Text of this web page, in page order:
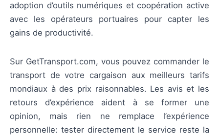
adoption d’outils numériques et coopération active
avec les opérateurs portuaires pour capter les
gains de productivité.
Sur GetTransport.com, vous pouvez commander le
transport de votre cargaison aux meilleurs tarifs
mondiaux à des prix raisonnables. Les avis et les
retours d’expérience aident à se former une
opinion, mais rien ne remplace l’expérience
personnelle: tester directement le service reste la